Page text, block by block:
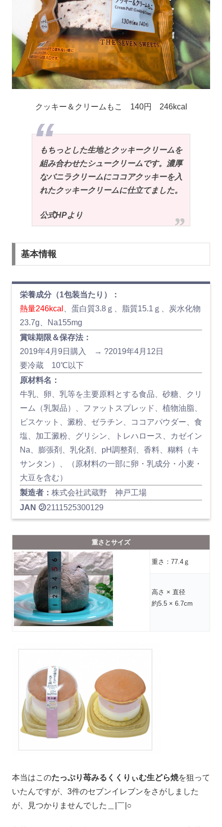
クッキー＆クリームもこ 140円 246kcal
もちっとした生地とクッキークリームを
組み合わせたシュークリームです。濃厚
なバニラクリームにココアクッキーを入
れたクッキークリームに仕立てました。
公式HPより
基本情報
栄養成分（1包装当たり）：
熱量246kcal
、蛋白質3.8ｇ、脂質15.1ｇ、炭水化物
23.7g、Na155mg
賞味期限＆保存法：
2019年4月9日購入 → ?2019年4月12日
要冷蔵 10℃以下
原材料名：
牛乳、卵、乳等を主要原料とする食品、砂糖、クリ
ーム（乳製品）、ファットスプレッド、植物油脂、
ビスケット、澱粉、ゼラチン、ココアパウダー、食
塩、加工澱粉、グリシン、トレハロース、カゼイン
Na、膨張剤、乳化剤、pH調整剤、香料、糊料（キ
サンタン）、（原材料の一部に卵・乳成分・小麦・
大豆を含む）
製造者： 株式会社武蔵野 神戸工場
JAN 😕2111525300129
重さとサイズ
重さ：77.4ｇ
高さ × 直径
約5.5 × 6.7cm
本当はこのたっぷり苺みるくくりぃむ生どら焼を狙って
いたんですが、3件のセブンイレブンをさがしました
が、見つかりませんでした＿|￣|○